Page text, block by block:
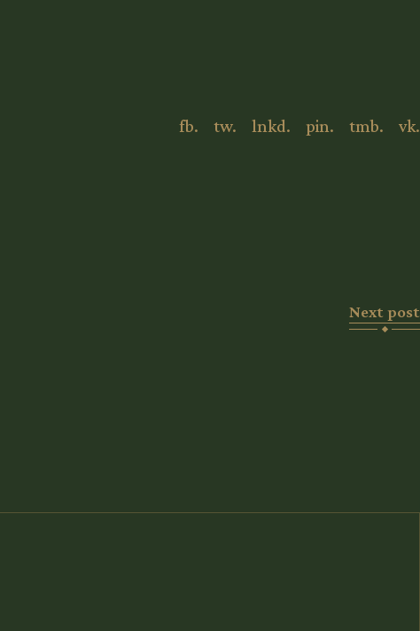
fb. tw. lnkd. pin. tmb. vk.
Next post